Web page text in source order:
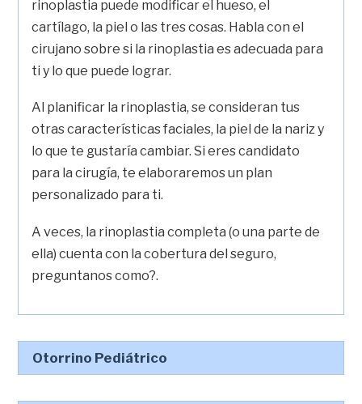
rinoplastia puede modificar el hueso, el
cartílago, la piel o las tres cosas. Habla con el
cirujano sobre si la rinoplastia es adecuada para
ti y lo que puede lograr.
Al planificar la rinoplastia, se consideran tus
otras características faciales, la piel de la nariz y
lo que te gustaría cambiar. Si eres candidato
para la cirugía, te elaboraremos un plan
personalizado para ti.
A veces, la rinoplastia completa (o una parte de
ella) cuenta con la cobertura del seguro,
preguntanos como?.
Otorrino Pediátrico